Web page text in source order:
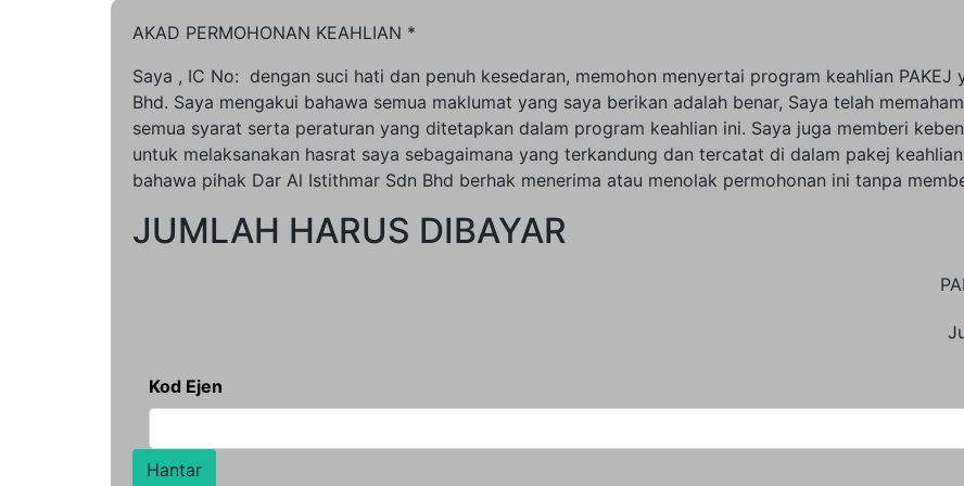
AKAD PERMOHONAN KEAHLIAN *
Saya , IC No: dengan suci hati dan penuh kesedaran, memohon menyertai program keahlian PAKEJ
Bhd. Saya mengakui bahawa semua maklumat yang saya berikan adalah benar, Saya telah
semua syarat serta peraturan yang ditetapkan dalam program keahlian ini. Saya juga memberi
untuk melaksanakan hasrat saya sebagaimana yang terkandung dan tercatat di dalam pakej
bahawa pihak Dar Al Istithmar Sdn Bhd berhak menerima atau menolak permohonan ini tanpa
JUMLAH HARUS DIBAYAR
Kod Ejen
Hantar